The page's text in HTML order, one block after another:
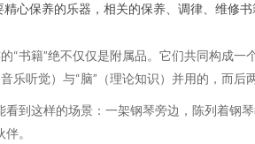
精心保养的乐器，相关的保养、调律、维修
“书籍”绝不仅仅是附属品。它们共同构成
乐听觉）与“脑”（理论知识）并用的，而后
到这样的场景：一架钢琴旁边，陈列着
。